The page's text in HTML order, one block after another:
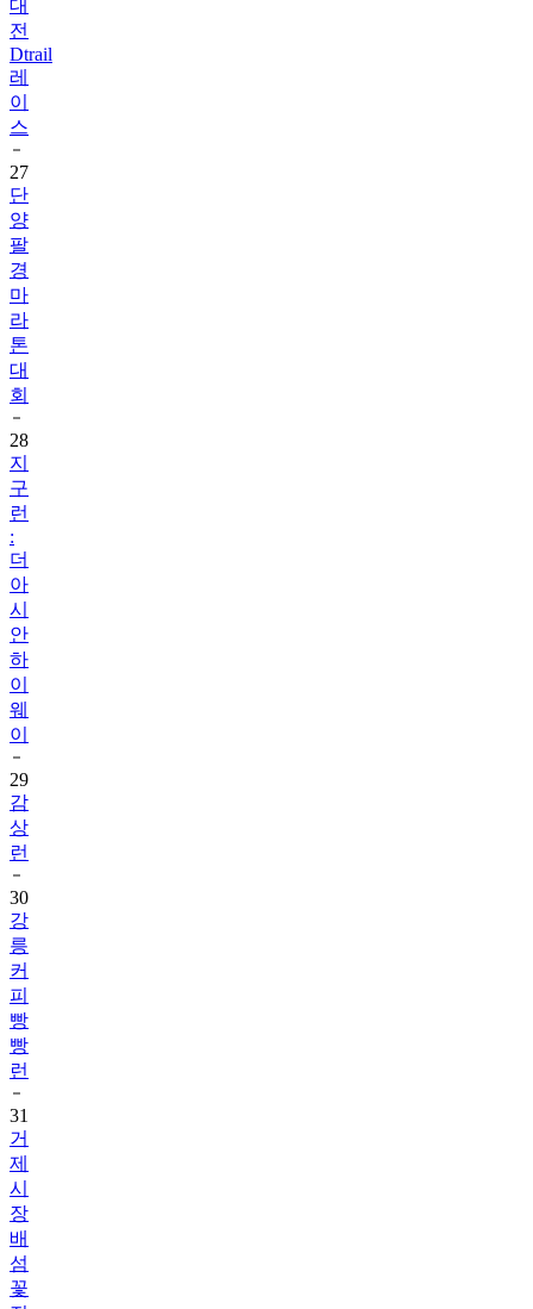
Dtrail
레
이
스
27
단
양
팔
경
마
라
톤
대
회
28
지
구
런
:
더
아
시
안
하
이
웨
이
29
감
상
런
30
강
릉
커
피
빵
빵
런
31
거
제
시
장
배
섬
꽃
전
국